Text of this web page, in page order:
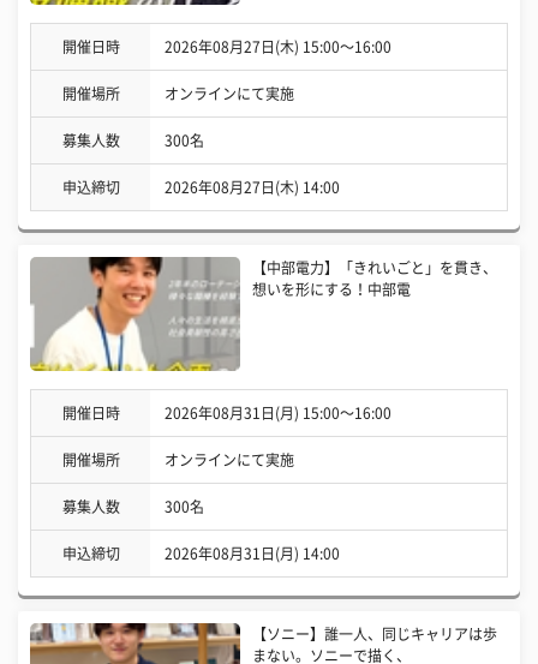
開催日時 2026年08月27日(木) 15:00〜16:00
開催場所 オンラインにて実施
募集人数 300名
申込締切 2026年08月27日(木) 14:00
【中部電力】「きれいごと」を貫き、
想いを形にする！中部電
開催日時 2026年08月31日(月) 15:00〜16:00
開催場所 オンラインにて実施
募集人数 300名
申込締切 2026年08月31日(月) 14:00
【ソニー】誰一人、同じキャリアは歩
まない。ソニーで描く、